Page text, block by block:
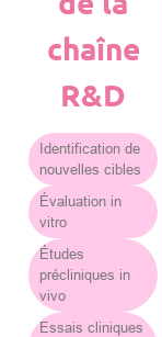
chaîne
R&D
Identification de
nouvelles cibles
Évaluation in
vitro
Études
précliniques in
vivo
Essais cliniques